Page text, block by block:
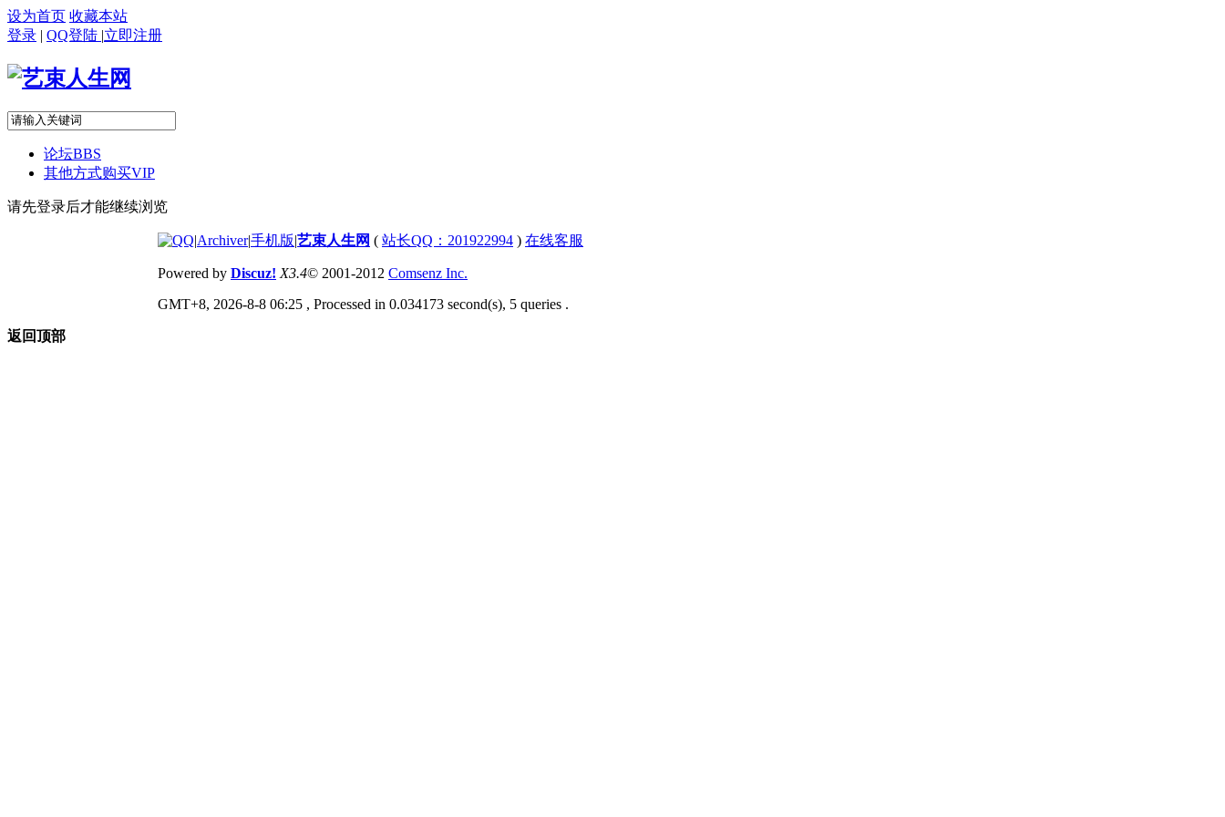
设为首页 收藏本站
登录 | QQ登陆 |立即注册
论坛BBS
其他方式购买VIP
请先登录后才能继续浏览
|Archiver|手机版|艺束人生网 ( 站长QQ：201922994 ) 在线客服
Powered by Discuz! X3.4© 2001-2012 Comsenz Inc.
GMT+8, 2026-8-8 06:25 , Processed in 0.034173 second(s), 5 queries .
返回顶部